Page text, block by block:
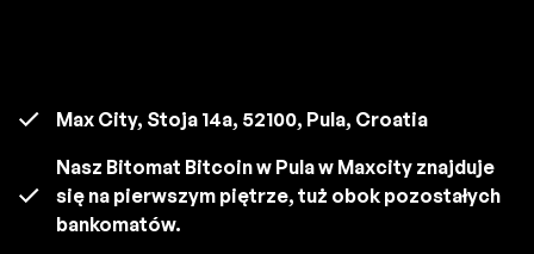
Max City, Stoja 14a, 52100, Pula, Croatia
Nasz Bitomat Bitcoin w Pula w Maxcity znajduje
się na pierwszym piętrze, tuż obok pozostałych
bankomatów.